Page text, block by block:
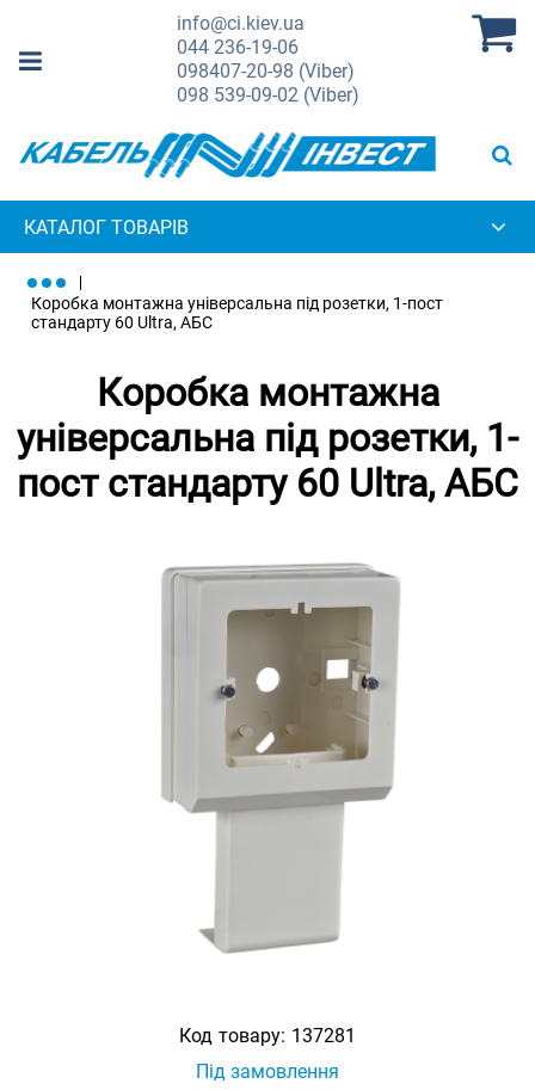
info@ci.kiev.ua
044236-19-06
098407-20-98 (Viber)
098 539-09-02 (Viber)
КАТАЛОГ ТОВАРІВ
Коробка монтажна універсальна під розетки, 1-пост
стандарту 60 Ultra, АБС
Коробка монтажна
універсальна під розетки, 1-
пост стандарту 60 Ultra, АБС
Код товару: 137281
Під замовлення